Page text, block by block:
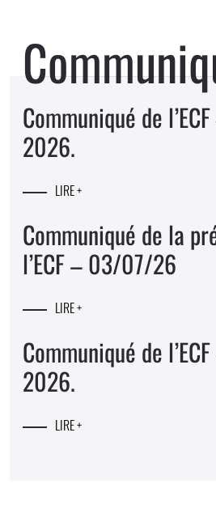
Communiqué de
2026.
LIRE +
Communiqué de la
l’ECF – 03/07/26
LIRE +
Communiqué de
2026.
LIRE +